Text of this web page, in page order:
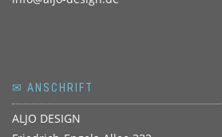
✉ ANSCHRIFT
ALJO DESIGN